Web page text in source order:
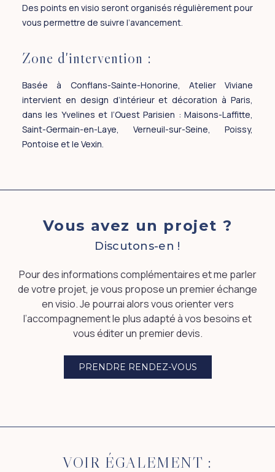
Des points en visio seront organisés régulièrement pour
vous permettre de suivre l’avancement.
Zone d'intervention :
Basée à Conflans-Sainte-Honorine, Atelier Viviane
intervient en design d’intérieur et décoration à Paris,
dans les Yvelines et l’Ouest Parisien : Maisons-Laffitte,
Saint-Germain-en-Laye, Verneuil-sur-Seine, Poissy,
Pontoise et le Vexin.
Vous avez un projet ?
Discutons-en !
Pour des informations complémentaires et me parler
de votre projet, je vous propose un premier échange
en visio. Je pourrai alors vous orienter vers
l’accompagnement le plus adapté à vos besoins et
vous éditer un premier devis.
PRENDRE RENDEZ-VOUS
VOIR ÉGALEMENT :